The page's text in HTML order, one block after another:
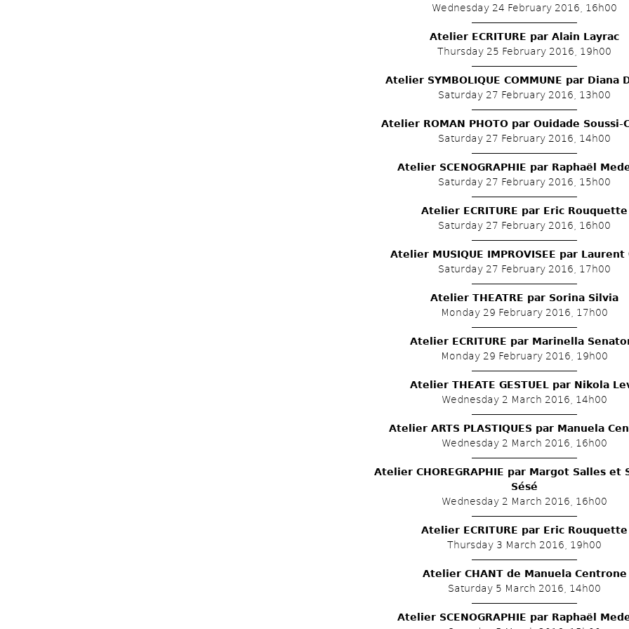
Wednesday 24 February 2016, 16h00
Atelier ECRITURE par Alain Layrac
Thursday 25 February 2016, 19h00
Atelier SYMBOLIQUE COMMUNE par Diana
Saturday 27 February 2016, 13h00
Atelier ROMAN PHOTO par Ouidade Soussi-
Saturday 27 February 2016, 14h00
Atelier SCENOGRAPHIE par Raphaël
Saturday 27 February 2016, 15h00
Atelier ECRITURE par Eric Rouquette
Saturday 27 February 2016, 16h00
Atelier MUSIQUE IMPROVISEE par
Saturday 27 February 2016, 17h00
Atelier THEATRE par Sorina Silvia
Monday 29 February 2016, 17h00
Atelier ECRITURE par Marinella
Monday 29 February 2016, 19h00
Atelier THEATE GESTUEL par Nikola
Wednesday 2 March 2016, 14h00
Atelier ARTS PLASTIQUES par Manuela
Wednesday 2 March 2016, 16h00
Atelier CHOREGRAPHIE par Margot Salles et
Sésé
Wednesday 2 March 2016, 16h00
Atelier ECRITURE par Eric Rouquette
Thursday 3 March 2016, 19h00
Atelier CHANT de Manuela Centrone
Saturday 5 March 2016, 14h00
Atelier SCENOGRAPHIE par Raphaël